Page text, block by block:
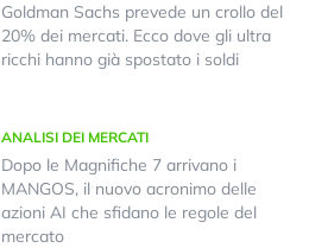
Goldman Sachs prevede un crollo del
20% dei mercati. Ecco dove gli ultra
ricchi hanno già spostato i soldi
ANALISI DEI MERCATI
Dopo le Magnifiche 7 arrivano i
MANGOS, il nuovo acronimo delle
azioni AI che sfidano le regole del
mercato